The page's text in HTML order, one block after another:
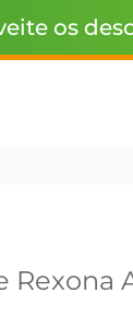
os
Rexona